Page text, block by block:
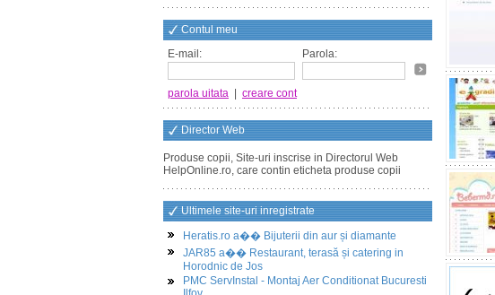
Contul meu
E-mail:
Parola:
parola uitata creare cont
Director Web
Produse copii, Site-uri inscrise in Directorul Web
HelpOnline.ro, care contin eticheta produse copii
Ultimele site-uri inregistrate
Heratis.ro a�� Bijuterii din aur și diamante
JAR85 a�� Restaurant, terasă și catering in
Horodnic de Jos
PMC ServInstal - Montaj Aer Conditionat Bucuresti